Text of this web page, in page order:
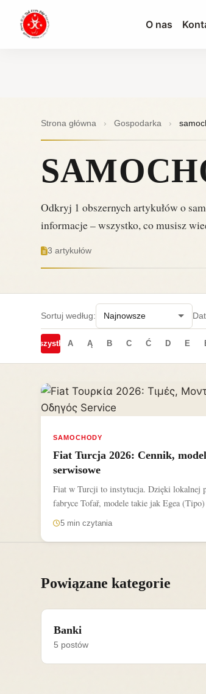
O nas
Strona główna › Gospodarka ›
Odkryj 1 obszernych artykułów o
informacje – wszystko, co musisz
3 artykułów
Sortuj według:
WszystkieA Ą B C Ć D E
SAMOCHODY
Fiat Turcja 2026: Cennik,
serwisowe
Fiat w Turcji to instytucja. Dzięki lokalnej
fabryce Tofař, modele takie jak Egea
przystępne...
5 min czytania
Powiązane kategorie
Banki
5 postów